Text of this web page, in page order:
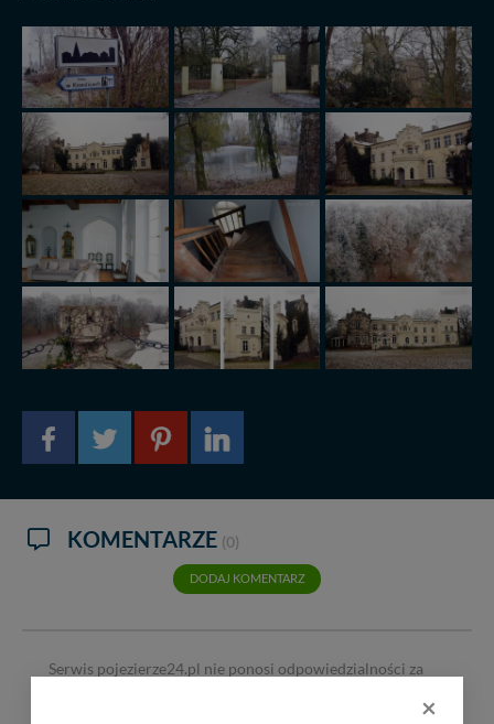
KOMENTARZE (0)
DODAJ KOMENTARZ
Serwis pojezierze24.pl nie ponosi odpowiedzialności za
komentarzy dotyczących danej tematyki dyskusji. Wpisy×